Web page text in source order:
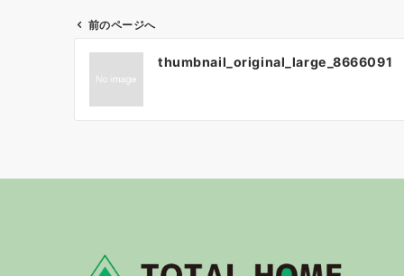
シ
前のページへ
thumbnail_original_large_8666091